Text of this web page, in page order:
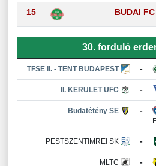
15 BUDAI FC
30. forduló
TFSE II. - TENT BUDAPEST -
II. KERÜLET UFC -
Budatétény SE -
PESTSZENTIMREI SK -
MLTC -